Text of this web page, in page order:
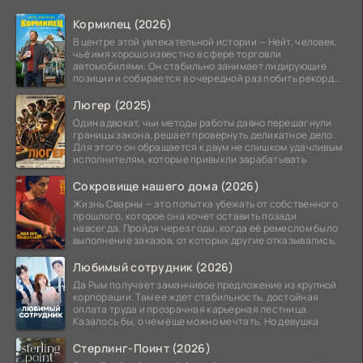
Кормилец (2026)
В центре этой увлекательной истории — Нейт, человек,
чьё имя хорошо известно в сфере торговли
автомобилями. Он стабильно занимает лидирующие
позиции и собирается в очередной раз побить рекорд
Люгер (2025)
Один адвокат, чьи методы работы давно перешагнули
границы закона, решает провернуть деликатное дело.
Для этого он обращается к двум не слишком удачливым
исполнителям, которые привыкли зарабатывать
Сокровище нашего дома (2026)
Жизнь Сварны — это попытка убежать от собственного
прошлого, которое она хочет оставить позади
навсегда. Пройдя через годы, когда её ремеслом было
выполнение заказов, от которых другие отказывались,
Любимый сотрудник (2026)
Да Рым получает заманчивое предложение из крупной
корпорации. Там ее ждет стабильность, достойная
оплата труда и прозрачная карьерная лестница.
Казалось бы, о чем еще можно мечтать. Но девушка
Стерлинг-Поинт (2026)